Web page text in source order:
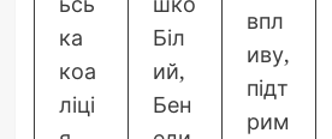
ка
коа
ліці
Біл
ий,
Бен
впл
иву,
підт
рим